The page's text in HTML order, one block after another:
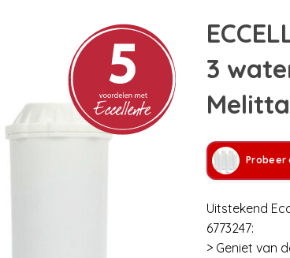
3
Probeer
Uitstekend
6773247:
> Geniet van